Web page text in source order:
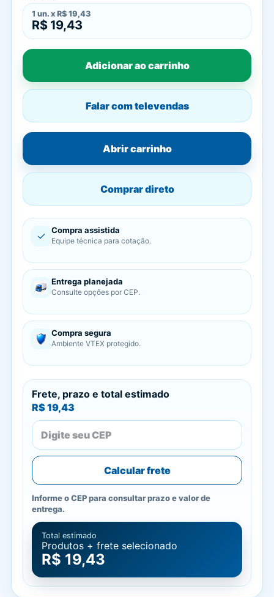
1 un. x R$ 19,43
R$ 19,43
Adicionar ao carrinho
Falar com televendas
Abrir carrinho
Comprar direto
✓ Compra assistida
Equipe técnica para cotação.
Entrega planejada
Consulte opções por CEP.
Compra segura
Ambiente VTEX protegido.
Frete, prazo e total estimado
R$ 19,43
Calcular frete
Informe o CEP para consultar prazo e valor de
entrega.
Total estimado
Produtos + frete selecionado
R$ 19,43